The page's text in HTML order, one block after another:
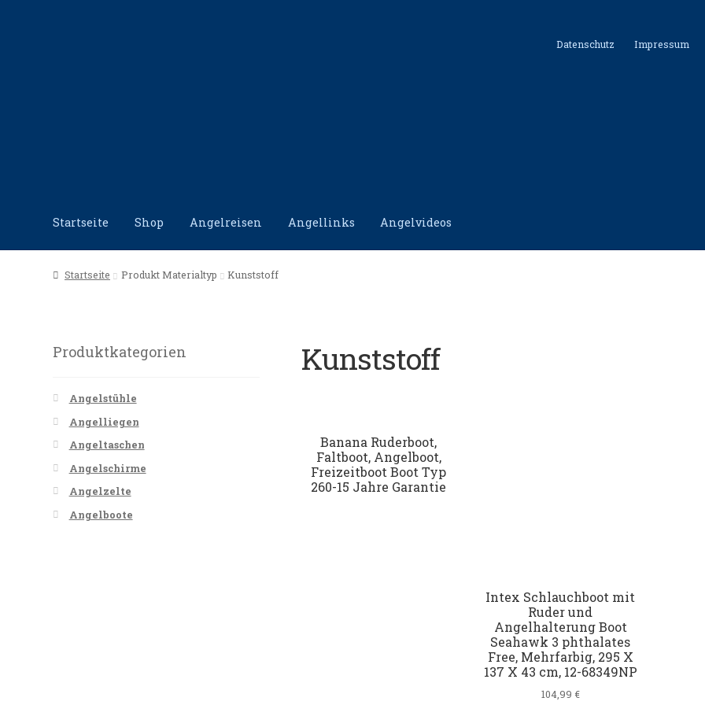
Datenschutz Impressum
Startseite Shop Angelreisen Angellinks Angelvideos
Start Angellinks Angelreisen Angelvideos
Startseite Produkt Materialtyp Kunststoff
Kunststoff
Banana Ruderboot,
Faltboot, Angelboot,
Freizeitboot Boot Typ
260-15 Jahre Garantie
Intex Schlauchboot mit
Ruder und
Angelhalterung Boot
Seahawk 3 phthalates
Free, Mehrfarbig, 295 X
137 X 43 cm, 12-68349NP
104,99 €
Produktkategorien
Angelstühle
Angelliegen
Angeltaschen
Angelschirme
Angelzelte
Angelboote